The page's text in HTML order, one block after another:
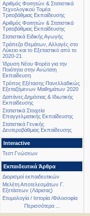
Αριθμός Φοιτητών & Στατιστικά
Τεχνολογικού Τομέα
Τριτοβάθμιας Εκπαίδευσης
Αριθμός Φοιτητών & Στατιστικά
Τριτοβάθμιας Εκπαίδευσης
Στατιστικά Ειδικής Αγωγής
Τράπεζα Θεμάτων, Αλλαγές στο
Λύκειο και το Εξεταστικό από το
2020-21
Ίδρυση Νέου Φορέα για την
Ποιότητα στην Ανώτατη
Εκπαίδευση
Τρόπος Εξέτασης Πανελλαδικώς
Εξεταζόμενων Μαθημάτων 2020
Δαπάνες Δημόσιας & Ιδιωτικής
Εκπαίδευσης
Στατιστικά Στοιχεία
Επαγγελματικής Εκπαίδευσης
Στατιστικά Γενικής
Δευτεροβάθμιας Εκπαίδευσης
Interactive
Τεστ Γνώσεων
Εκπαιδευτικά Άρθρα
Διορισμοί εκπαιδευτικών
Μελέτη Αποτελεσμάτων Γ.
Εξετάσεων (Λάρισας)
Ετυμολογία / Ιστορία /Φιλοσοφία
Περισσότερα ...